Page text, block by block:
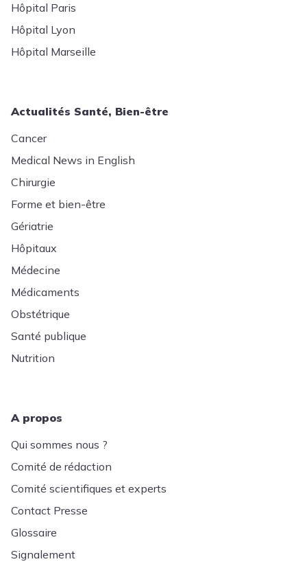
Hôpital Paris
Hôpital Lyon
Hôpital Marseille
Actualités Santé, Bien-être
Cancer
Medical News in English
Chirurgie
Forme et bien-être
Gériatrie
Hôpitaux
Médecine
Médicaments
Obstétrique
Santé publique
Nutrition
A propos
Qui sommes nous ?
Comité de rédaction
Comité scientifiques et experts
Contact Presse
Glossaire
Signalement